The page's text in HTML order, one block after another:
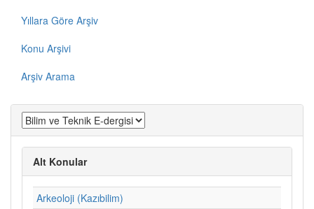
Yıllara Göre Arşiv
Konu Arşivi
Arşiv Arama
Alt Konular
Arkeoloji (Kazıbilim)